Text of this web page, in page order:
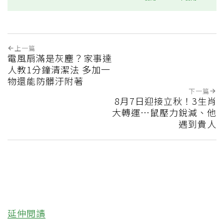
上一篇
電風扇滿是灰塵？家事達
人教1分鐘清潔法 多加一
物還能防髒汙附著
下一篇
8月7日迎接立秋！3生肖
大轉運…鼠壓力銳減、他
遇到貴人
延伸閱讀